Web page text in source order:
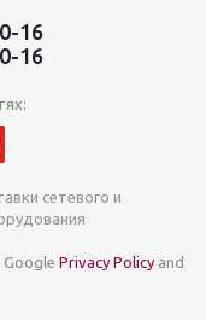
16
16
сетевого и
Google Privacy Policy and